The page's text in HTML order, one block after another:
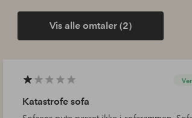
Vis alle omtaler (2)
Katastrofe sofa